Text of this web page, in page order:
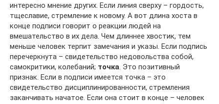
интересно мнение других. Если линия сверху – гордость,
тщеславие, стремление к новому. А вот длина хоста в
конце подписи говорит о реакции людей на
вмешательство в их дела. Чем длиннее хвостик, тем
меньше человек терпит замечания и указы. Если подпись
перечеркнута – свидетельство недовольства собой,
самокритики, колебаний; точка. Это позитивный
признак. Если в подписи имеется точка – это
свидетельство дисциплинированности, стремления
заканчивать начатое. Если она стоит в конце – человек